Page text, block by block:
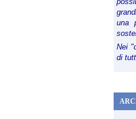
una
Nei
di